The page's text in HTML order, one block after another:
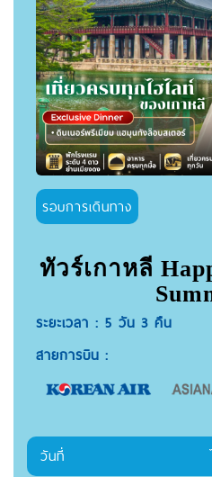
รอบการเดินทาง
ทัวร์เกาหลี
ระยะเวลา : 5 วัน 3 คืน
สายการบิน :
วันที่